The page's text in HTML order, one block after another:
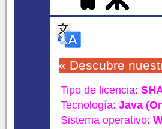
« Descubre
Tipo de licencia:
Tecnología: Java
Sistema operativo: